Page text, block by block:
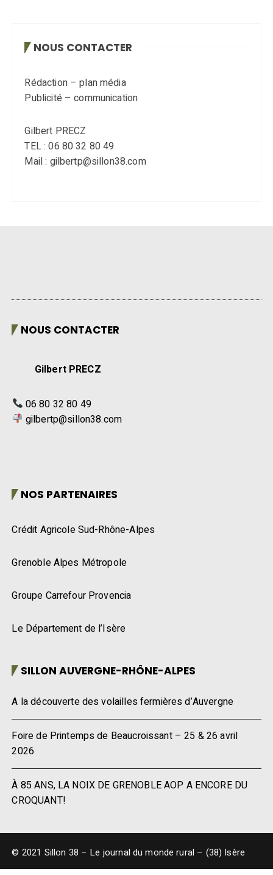
NOUS CONTACTER
Rédaction – plan média
Publicité – communication
Gilbert PRECZ
TEL : 06 80 32 80 49
Mail : gilbertp@sillon38.com
NOUS CONTACTER
Gilbert PRECZ
06 80 32 80 49
gilbertp@sillon38.com
NOS PARTENAIRES
Crédit Agricole Sud-Rhône-Alpes
Grenoble Alpes Métropole
Groupe Carrefour Provencia
Le Département de l’Isère
SILLON AUVERGNE-RHÔNE-ALPES
A la découverte des volailles fermières d’Auvergne
Foire de Printemps de Beaucroissant – 25 & 26 avril
2026
À 85 ANS, LA NOIX DE GRENOBLE AOP A ENCORE DU
CROQUANT!
© 2021 Sillon 38 – Le journal du monde rural – (38) Isère